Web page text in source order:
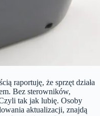
raportuję, że sprzęt działa
Bez sterowników,
tak jak lubię. Osoby
aktualizacji, znajdą